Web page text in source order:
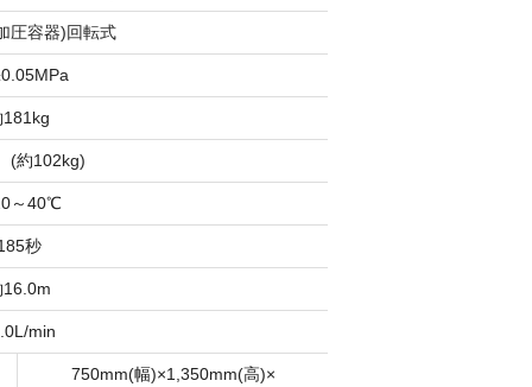
圧容器)回転式
181kg
約102kg)
～40℃
秒
16.0m
min
750mm(幅)×1,350mm(高)×